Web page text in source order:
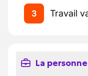
3 Travail
La